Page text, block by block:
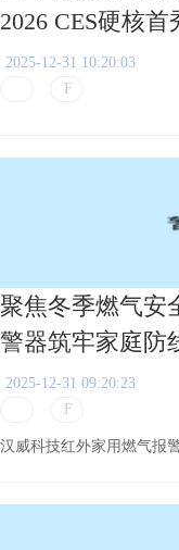
2026 CES硬核首
2025-12-31 10:20:03
聚焦冬季燃气安
警器筑牢家庭防
2025-12-31 09:20:23
汉威科技红外家用燃气报